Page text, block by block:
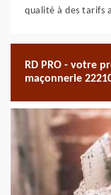
qualité à des tarifs
RD PRO - votre
maçonnerie